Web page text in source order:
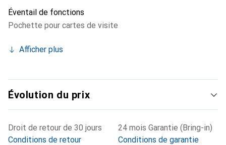
Éventail de fonctions
Pochette pour cartes de visite
Afficher plus
Évolution du prix
Droit de retour de 30 jours
Conditions de retour
24 mois Garantie (Bring-in)
Conditions de garantie